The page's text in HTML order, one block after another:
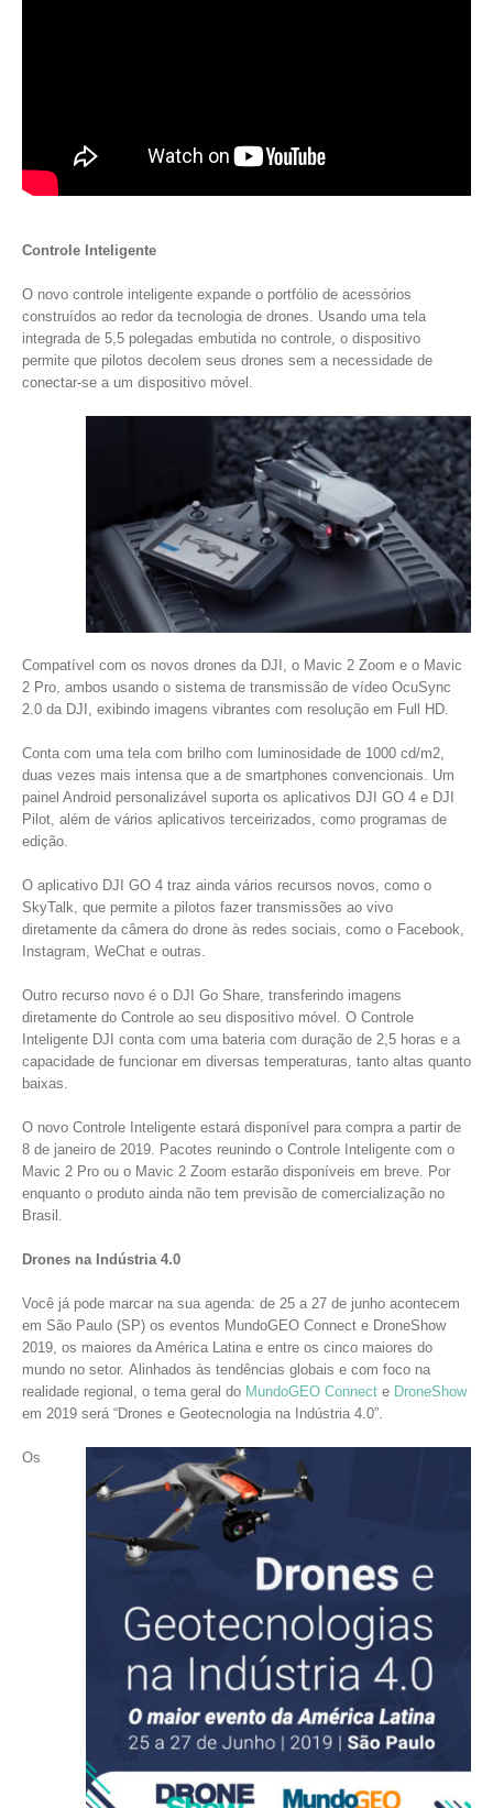
Controle Inteligente
O novo controle inteligente expande o portfólio de acessórios
construídos ao redor da tecnologia de drones. Usando uma tela
integrada de 5,5 polegadas embutida no controle, o dispositivo
permite que pilotos decolem seus drones sem a necessidade de
conectar-se a um dispositivo móvel.
Compatível com os novos drones da DJI, o Mavic 2 Zoom e o Mavic
2 Pro, ambos usando o sistema de transmissão de vídeo OcuSync
2.0 da DJI, exibindo imagens vibrantes com resolução em Full HD.
Conta com uma tela com brilho com luminosidade de 1000 cd/m2,
duas vezes mais intensa que a de smartphones convencionais. Um
painel Android personalizável suporta os aplicativos DJI GO 4 e DJI
Pilot, além de vários aplicativos terceirizados, como programas de
edição.
O aplicativo DJI GO 4 traz ainda vários recursos novos, como o
SkyTalk, que permite a pilotos fazer transmissões ao vivo
diretamente da câmera do drone às redes sociais, como o Facebook,
Instagram, WeChat e outras.
Outro recurso novo é o DJI Go Share, transferindo imagens
diretamente do Controle ao seu dispositivo móvel. O Controle
Inteligente DJI conta com uma bateria com duração de 2,5 horas e a
capacidade de funcionar em diversas temperaturas, tanto altas quanto
baixas.
O novo Controle Inteligente estará disponível para compra a partir de
8 de janeiro de 2019. Pacotes reunindo o Controle Inteligente com o
Mavic 2 Pro ou o Mavic 2 Zoom estarão disponíveis em breve. Por
enquanto o produto ainda não tem previsão de comercialização no
Brasil.
Drones na Indústria 4.0
Você já pode marcar na sua agenda: de 25 a 27 de junho acontecem
em São Paulo (SP) os eventos MundoGEO Connect e DroneShow
2019, os maiores da América Latina e entre os cinco maiores do
mundo no setor. Alinhados às tendências globais e com foco na
realidade regional, o tema geral do MundoGEO Connect e DroneShow
em 2019 será “Drones e Geotecnologia na Indústria 4.0”.
Os